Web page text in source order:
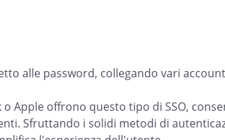
alle password, collegando vari
Apple offrono questo tipo di SSO,
Sfruttando i solidi metodi di